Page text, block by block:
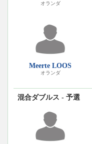
オランダ
Meerte LOOS
オランダ
混合ダブルス - 予選